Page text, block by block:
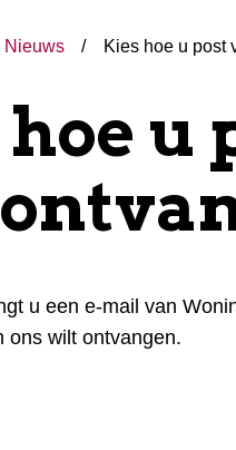
Nieuws Kies hoe u post
u
u een e-mail van
ons wilt ontvangen.